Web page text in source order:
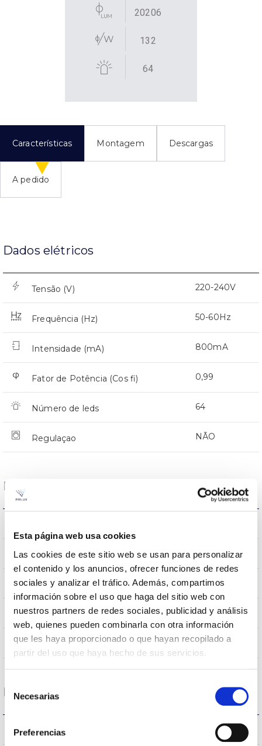
Esta página web usa cookies
Las cookies de este sitio web se usan para personalizar
el contenido y los anuncios, ofrecer funciones de redes
sociales y analizar el tráfico. Además, compartimos
información sobre el uso que haga del sitio web con
nuestros partners de redes sociales, publicidad y análisis
web, quienes pueden combinarla con otra información
que les haya proporcionado o que hayan recopilado a
partir del uso que haya hecho de sus servicios.
de
consentimiento
Necesarias
Preferencias
20206
132
64
Características Montagem Descargas
A pedido
Dados elétricos
Tensão (V) 220-240V
Frequência (Hz) 50-60Hz
Intensidade (mA) 800mA
Fator de Potência (Cos fi) 0,99
Número de leds 64
Regulaçao NÃO
Dimensões e montagem
Resistência ao vento 0,124m2
Dimensão 750x336x114mm
Posição de montagem Monte Crúzio
Junção NÃO
Dados ópticos
Temperatura de cor 3000K